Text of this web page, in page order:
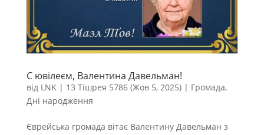
С ювілеєм, Валентина Давельман!
від LNK| 13 Тішрея 5786 (Жов 5, 2025)| Громада,
Дні народження
Єврейська громада вітає Валентину Давельман з